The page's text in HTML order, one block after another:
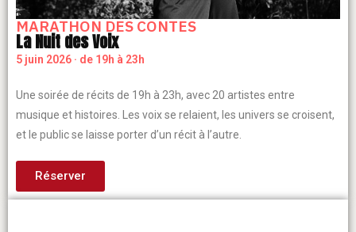
MARATHON DES CONTES
La Nuit des Voix
5 juin 2026 · de 19h à 23h
Une soirée de récits de 19h à 23h, avec 20 artistes entre
musique et histoires. Les voix se relaient, les univers se croisent,
et le public se laisse porter d’un récit à l’autre.
Réserver